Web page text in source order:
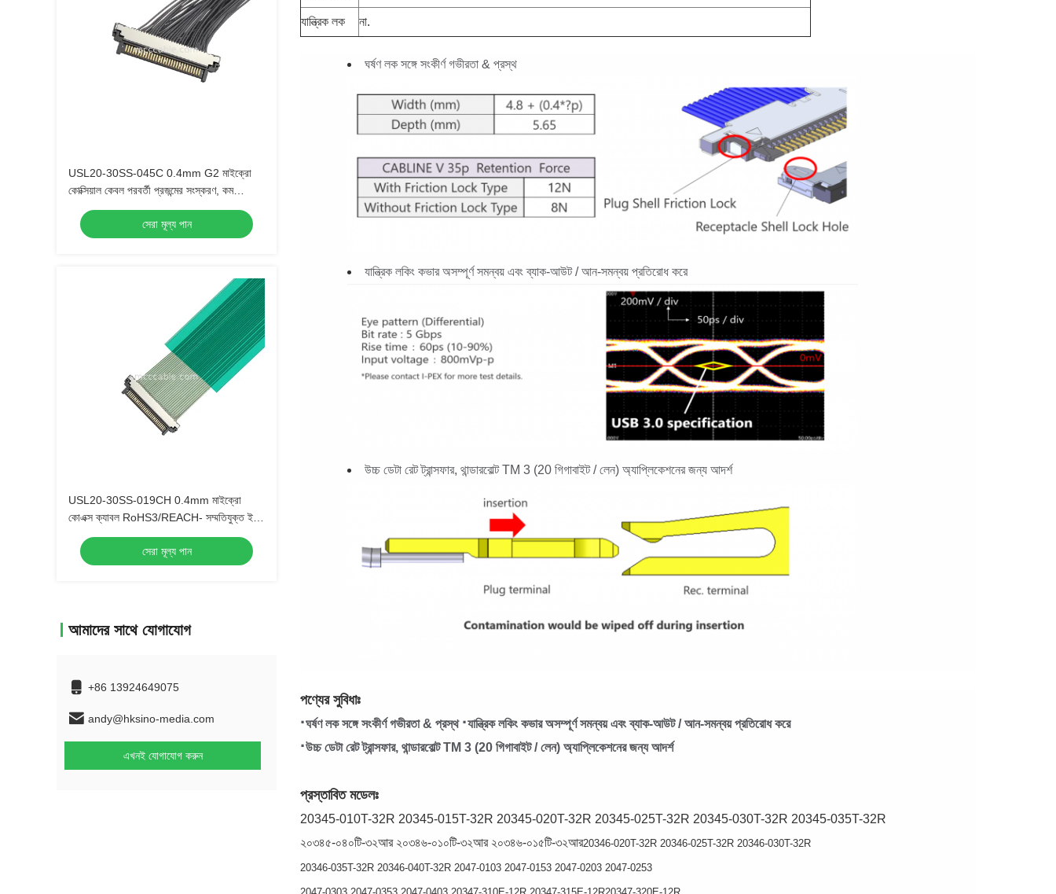
USL20-30SS-045C 0.4mm G2 মাইক্রো
কোক্সিয়াল কেবল পরবর্তী প্রজন্মের সংস্করণ, কম
সন্নিবেশ বল সহ
সেরা মূল্য পান
USL20-30SS-019CH 0.4mm মাইক্রো
কোএক্স ক্যাবল RoHS3/REACH- সম্মতিযুক্ত ইইউ
অটোমোবাইল নির্মাতাদের জন্য
সেরা মূল্য পান
আমাদের সাথে যোগাযোগ
+86 13924649075
andy@hksino-media.com
এখনই যোগাযোগ করুন
যান্ত্রিক লক না.
ঘর্ষণ লক সঙ্গে সংকীর্ণ গভীরতা & প্রস্থ
যান্ত্রিক লকিং কভার অসম্পূর্ণ সমন্বয় এবং ব্যাক-আউট / আন-সমন্বয় প্রতিরোধ করে
উচ্চ ডেটা রেট ট্রান্সফার, থান্ডারবোল্ট TM 3 (20 গিগাবাইট / লেন) অ্যাপ্লিকেশনের জন্য আদর্শ
পণ্যের সুবিধাঃ
·ঘর্ষণ লক সঙ্গে সংকীর্ণ গভীরতা & প্রস্থ ·যান্ত্রিক লকিং কভার অসম্পূর্ণ সমন্বয় এবং ব্যাক-আউট / আন-সমন্বয় প্রতিরোধ করে
·উচ্চ ডেটা রেট ট্রান্সফার, থান্ডারবোল্ট TM 3 (20 গিগাবাইট / লেন) অ্যাপ্লিকেশনের জন্য আদর্শ
প্রস্তাবিত মডেলঃ
20345-010T-32R 20345-015T-32R 20345-020T-32R 20345-025T-32R 20345-030T-32R 20345-035T-32R
২০৩৪৫-০৪০টি-৩২আর ২০৩৪৬-০১০টি-৩২আর ২০৩৪৬-০১৫টি-৩২আর20346-020T-32R 20346-025T-32R 20346-030T-32R
20346-035T-32R 20346-040T-32R 2047-0103 2047-0153 2047-0203 2047-0253